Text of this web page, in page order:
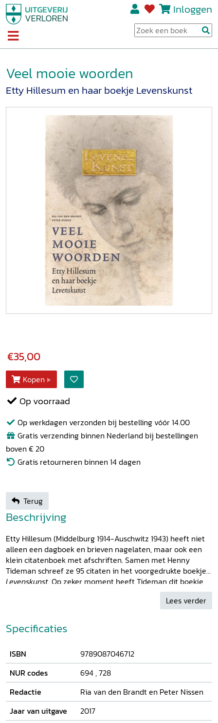
Inloggen
Veel mooie woorden
Etty Hillesum en haar boekje Levenskunst
€35,00
Kopen
Op voorraad
Op werkdagen verzonden bij bestelling vóór 14.00
Gratis verzending binnen Nederland bij bestellingen
boven € 20
Gratis retourneren binnen 14 dagen
Terug
Beschrijving
Etty Hillesum (Middelburg 1914-Auschwitz 1943) heeft niet
alleen een dagboek en brieven nagelaten, maar ook een
klein citatenboek met afschriften. Samen met Henny
Tideman schreef ze 95 citaten in het voorgedrukte boekje
Levenskunst. Op zeker moment heeft Tideman dit boekje
aan haar vriendin geschonken: 'Veel mooie woorden, geef
ik zonder woorden'. Het is dit onopvallend document uit het
archiefleven, nu in de openbaarheid komt. In
woordenworden voor de eerste keer allle citaten van Etty
in een voor iedereen toegankelijke editie, voorzien van een
notenapparaat. Het tweede deel van het boek wordt
gevormd door tweeëntwintig informatieve bijdragen over
achtergronden en inspiratiebronnen van deze citaten. Het
aantal onbekende auteurs dat Hillesum citeert, werpt een
verrassend licht op haar nalatenschap.
Lees verder
Specificaties
ISBN
9789087046712
NUR codes
694 ,728
Redactie
Ria van den Brandt en Peter Nissen
Jaar van uitgave
2017